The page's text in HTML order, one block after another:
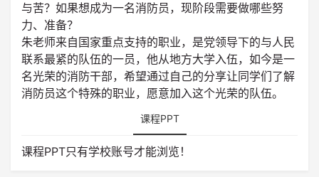
与苦？如果想成为一名消防员，现阶段需要做哪些努
力、准备？
朱老师来自国家重点支持的职业，是党领导下的与人民
联系最紧的队伍的一员，他从地方大学入伍，如今是一
名光荣的消防干部，希望通过自己的分享让同学们了解
消防员这个特殊的职业，愿意加入这个光荣的队伍。
课程PPT
课程PPT只有学校账号才能浏览！